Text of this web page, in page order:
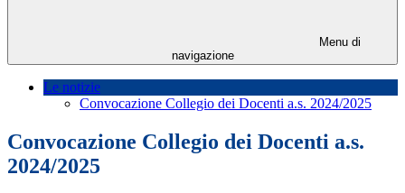
Menu di
navigazione
Le notizie
Convocazione Collegio dei Docenti a.s. 2024/2025
Convocazione Collegio dei Docenti a.s.
2024/2025